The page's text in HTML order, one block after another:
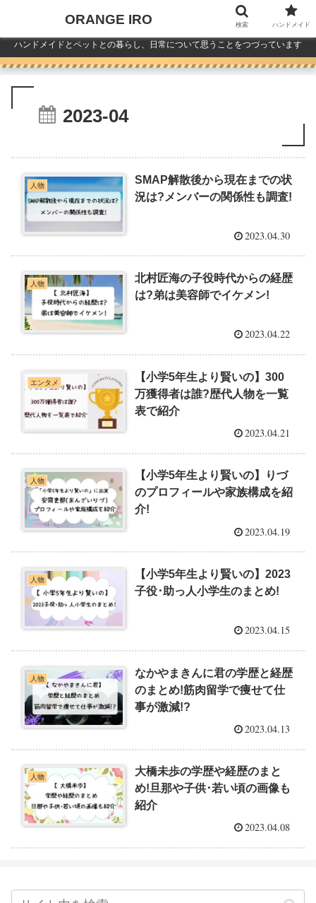
ハンドメイドとペットとの暮らし、日常について思うことをつづっています
2023-04
人物
SMAP解散後から現在までの状
況は?メンバーの関係性も調査!
2023.04.30
人物
北村匠海の子役時代からの経歴
は?弟は美容師でイケメン!
2023.04.22
エンタメ
【小学5年生より賢いの】300
万獲得者は誰?歴代人物を一覧
表で紹介
2023.04.21
人物
【小学5年生より賢いの】りづ
のプロフィールや家族構成を紹
介!
2023.04.19
人物
【小学5年生より賢いの】2023
子役･助っ人小学生のまとめ!
2023.04.15
人物
なかやまきんに君の学歴と経歴
のまとめ!筋肉留学で痩せて仕
事が激減!?
2023.04.13
人物
大橋未歩の学歴や経歴のまと
め!旦那や子供･若い頃の画像も
紹介
2023.04.08
ORANGE IRO 検索 ハンドメイド